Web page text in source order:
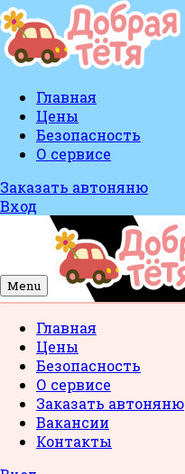
Главная
Цены
Безопасность
О сервисе
Заказать автоняню
Вход
Menu
Главная
Цены
Безопасность
О сервисе
Заказать автоняню
Вакансии
Контакты